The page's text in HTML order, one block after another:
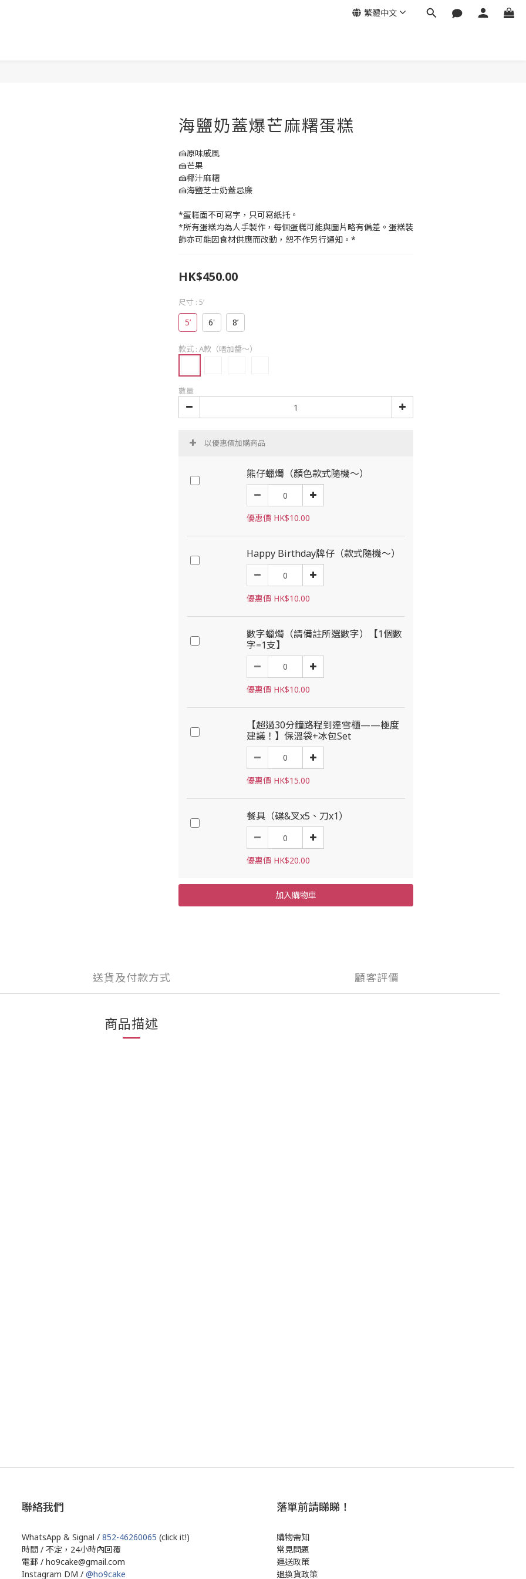
繁體中文
海鹽奶蓋爆芒麻糬蛋糕
🍰原味戚風
🍰芒果
🍰椰汁麻糬
🍰海鹽芝士奶蓋忌廉
*蛋糕面不可寫字，只可寫紙托。
*所有蛋糕均為人手製作，每個蛋糕可能與圖片略有偏差。蛋糕裝
飾亦可能因食材供應而改動，恕不作另行通知。*
HK$450.00
尺寸 : 5’
5’ 6' 8’
款式 : A款（唔加醬～）
數量
以優惠價加購商品
熊仔蠟燭（顏色款式隨機～）
優惠價 HK$10.00
Happy Birthday牌仔（款式隨機～）
優惠價 HK$10.00
數字蠟燭（請備註所選數字）【1個數
字=1支】
優惠價 HK$10.00
【超過30分鐘路程到達雪櫃——極度
建議！】保溫袋+冰包Set
優惠價 HK$15.00
餐具（碟&叉x5、刀x1）
優惠價 HK$20.00
加入購物車
送貨及付款方式 顧客評價
商品描述
聯絡我們
WhatsApp & Signal / 852-46260065 (click it!)
時間 / 不定，24小時內回覆
電郵 / ho9cake@gmail.com
Instagram DM / @ho9cake
落單前請睇睇！
購物需知
常見問題
運送政策
退換貨政策